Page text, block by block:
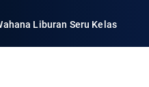
Liburan Seru Kelas